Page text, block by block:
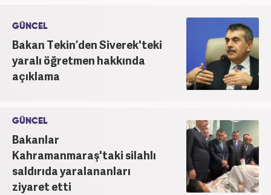
Editörü kariyerine devam etmektedir.
GÜNCEL
Bakan Tekin’den Siverek'teki
yaralı öğretmen hakkında
açıklama
GÜNCEL
Bakanlar
Kahramanmaraş'taki silahlı
saldırıda yaralananları
ziyaret etti